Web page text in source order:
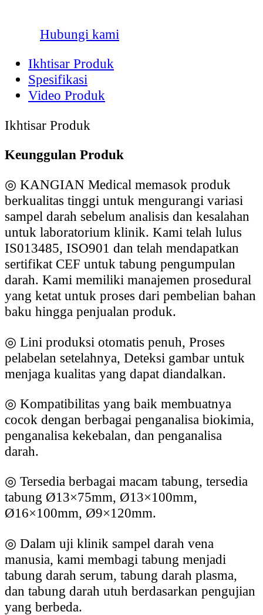
Hubungi kami
Ikhtisar Produk
Spesifikasi
Video Produk
Ikhtisar Produk
Keunggulan Produk
◎ KANGIAN Medical memasok produk
berkualitas tinggi untuk mengurangi variasi
sampel darah sebelum analisis dan kesalahan
untuk laboratorium klinik. Kami telah lulus
IS013485, ISO901 dan telah mendapatkan
sertifikat CEF untuk tabung pengumpulan
darah. Kami memiliki manajemen prosedural
yang ketat untuk proses dari pembelian bahan
baku hingga penjualan produk.
◎ Lini produksi otomatis penuh, Proses
pelabelan setelahnya, Deteksi gambar untuk
menjaga kualitas yang dapat diandalkan.
◎ Kompatibilitas yang baik membuatnya
cocok dengan berbagai penganalisa biokimia,
penganalisa kekebalan, dan penganalisa
darah.
◎ Tersedia berbagai macam tabung, tersedia
tabung Ø13×75mm, Ø13×100mm,
Ø16×100mm, Ø9×120mm.
◎ Dalam uji klinik sampel darah vena
manusia, kami membagi tabung menjadi
tabung darah serum, tabung darah plasma,
dan tabung darah utuh berdasarkan pengujian
yang berbeda.